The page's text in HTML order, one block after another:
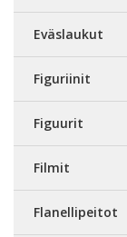
Eväslaukut
Figuriinit
Figuurit
Filmit
Flanellipeitot